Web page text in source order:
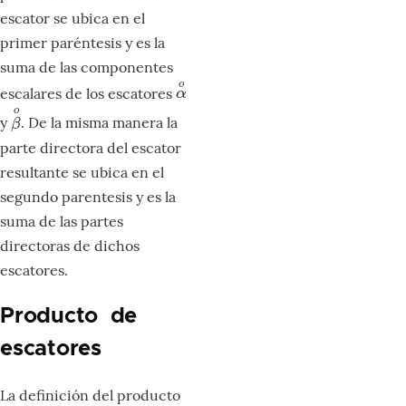
escator se ubica en el
primer paréntesis y es la
suma de las componentes
escalares de los escatores α
o
αo
y β
o
βo. De la misma manera la
parte directora del escator
resultante se ubica en el
segundo parentesis y es la
suma de las partes
directoras de dichos
escatores.
Producto de
escatores
La definición del producto